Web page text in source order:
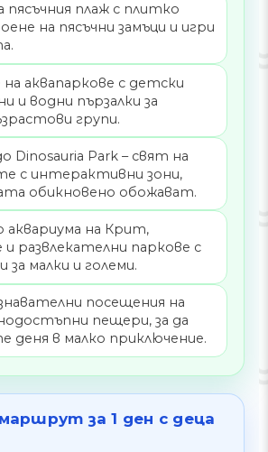
пясъчния плаж с плитко
на пясъчни замъци и игри
аквапаркове с детски
и водни пързалки за
групи.
Dinosauria Park – свят на
с интерактивни зони,
обикновено обожават.
аквариума на Крит,
и развлекателни паркове с
за малки и големи.
посещения на
пещери, за да
деня в малко приключение.
за 1 ден с деца